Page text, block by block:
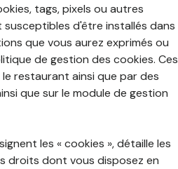
tags, pixels ou autres
d'être installés dans
que vous aurez exprimés ou
de gestion des cookies. Ces
restaurant ainsi que par des
que sur le module de gestion
les « cookies », détaille les
droits dont vous disposez en